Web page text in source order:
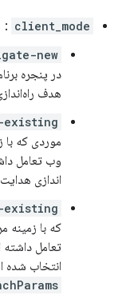
client_mode
:
new
هدف
existing
موردی که با
اندازی
existing
که با زمینه
تعامل داشته
انتخاب